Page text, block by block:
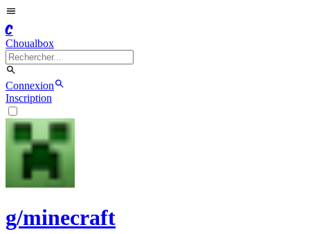
C
Choualbox
Connexion
Inscription
g/minecraft